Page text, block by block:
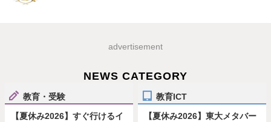
advertisement
NEWS CATEGORY
教育・受験
【夏休み2026】すぐ行けるイ
教育ICT
【夏休み2026】東大メタバー